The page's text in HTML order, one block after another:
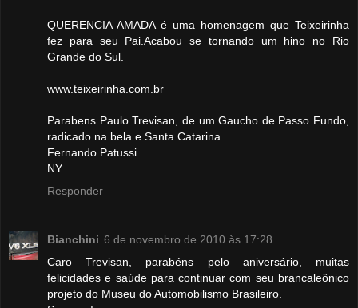
QUERENCIA AMADA é uma homenagem que Teixeirinha
fez para seu Pai.Acabou se tornando um hino no Rio
Grande do Sul.
www.teixeirinha.com.br
Parabens Paulo Trevisan, de um Gaucho de Passo Fundo,
radicado na bela e Santa Catarina.
Fernando Patussi
NY
Responder
Bianchini 6 de novembro de 2010 às 17:28
Caro Trevisan, parabéns pelo aniversário, muitas
felicidades e saúde para continuar com seu brancaleônico
projeto do Museu do Automobilismo Brasileiro.